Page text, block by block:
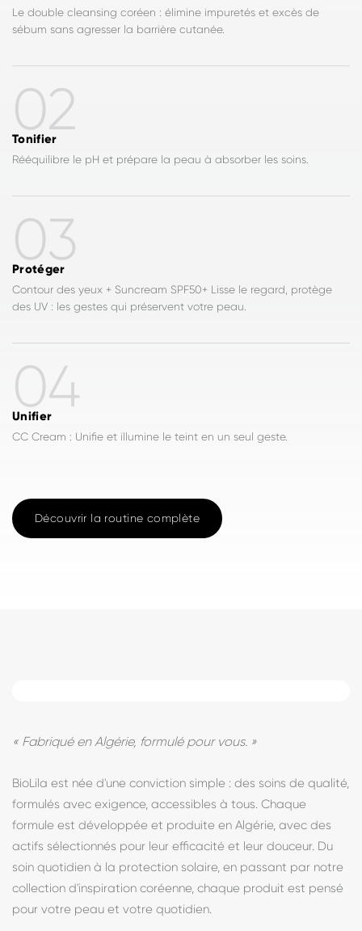
Le double cleansing coréen : élimine impuretés et excès de
sébum sans agresser la barrière cutanée.
02
Tonifier
Rééquilibre le pH et prépare la peau à absorber les soins.
03
Protéger
Contour des yeux + Suncream SPF50+ Lisse le regard, protège
des UV : les gestes qui préservent votre peau.
04
Unifier
CC Cream : Unifie et illumine le teint en un seul geste.
Découvrir la routine complète